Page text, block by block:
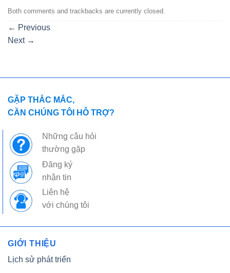
Both comments and trackbacks are currently closed.
← Previous
Next →
GẶP THẮC MẮC,
CẦN CHÚNG TÔI HỖ TRỢ?
Những câu hỏi
thường gặp
Đăng ký
nhận tin
Liên hệ
với chúng tôi
GIỚI THIỆU
Lịch sử phát triển